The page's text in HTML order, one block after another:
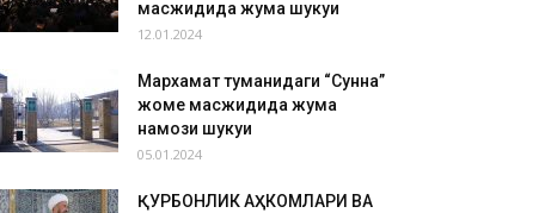
масжидида жума шукуҳи
12.01.2024
Мархамат туманидаги “Сунна”
жоме масжидида жума
намози шукуҳи
05.01.2024
ҚУРБОНЛИК АҲКОМЛАРИ ВА